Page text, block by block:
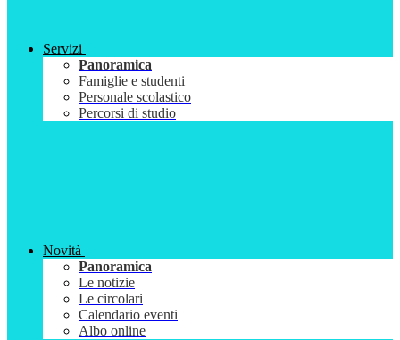
Servizi
Panoramica
Famiglie e studenti
Personale scolastico
Percorsi di studio
Novità
Panoramica
Le notizie
Le circolari
Calendario eventi
Albo online